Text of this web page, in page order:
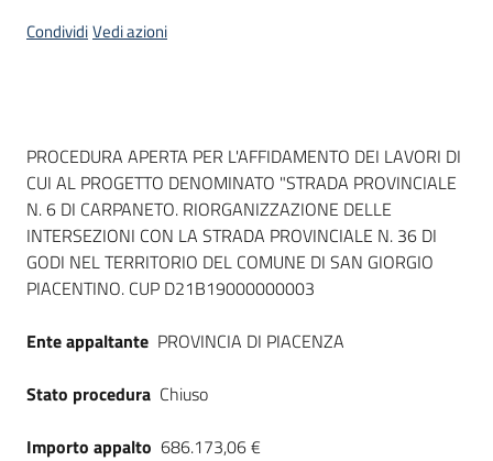
CondividiVedi azioni
Dati del bando
PROCEDURA APERTA PER L'AFFIDAMENTO DEI LAVORI DI
CUI AL PROGETTO DENOMINATO "STRADA PROVINCIALE
N. 6 DI CARPANETO. RIORGANIZZAZIONE DELLE
INTERSEZIONI CON LA STRADA PROVINCIALE N. 36 DI
GODI NEL TERRITORIO DEL COMUNE DI SAN GIORGIO
PIACENTINO. CUP D21B19000000003
Ente appaltante PROVINCIA DI PIACENZA
Stato procedura Chiuso
Importo appalto 686.173,06 €